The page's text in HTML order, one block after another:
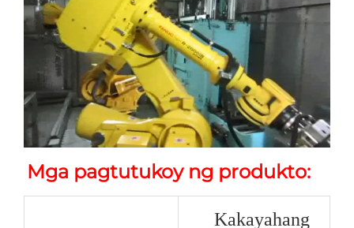
Mga pagtutukoy ng produkto:
Kakayahang